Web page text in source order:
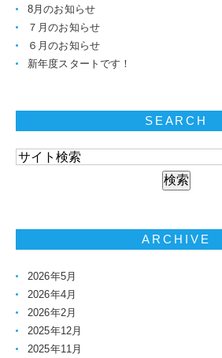
8月のお知らせ
７月のお知らせ
６月のお知らせ
新年度スタートです！
SEARCH
ARCHIVE
2026年5月
2026年4月
2026年2月
2025年12月
2025年11月